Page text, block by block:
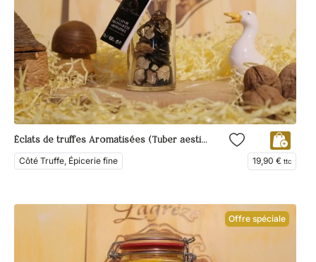
Éclats de truffes Aromatisées (Tuber aestivum, Vittad.)
Côté Truffe, Épicerie fine 19,90 € ttc
Offre spéciale